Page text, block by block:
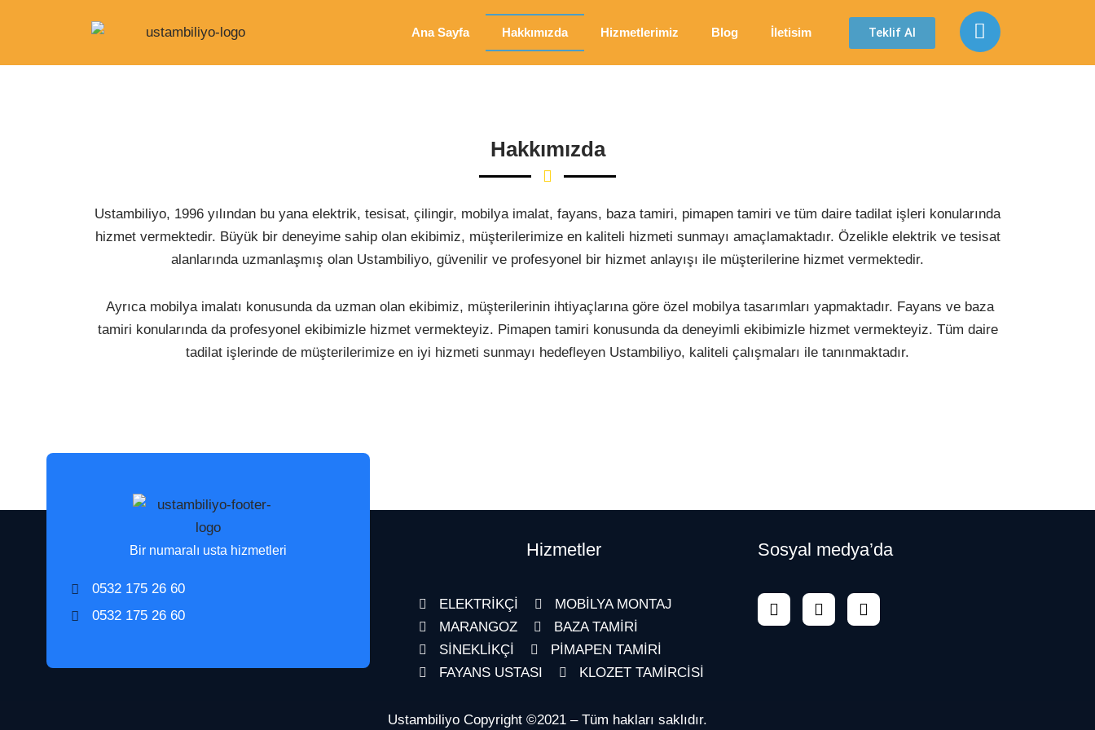
geç
Ana Sayfa Hakkımızda Hizmetlerimiz Blog İletisim Teklif Al
Hakkımızda
Ustambiliyo, 1996 yılından bu yana elektrik, tesisat, çilingir, mobilya imalat, fayans, baza tamiri, pimapen tamiri ve tüm daire tadilat işleri konularında
hizmet vermektedir. Büyük bir deneyime sahip olan ekibimiz, müşterilerimize en kaliteli hizmeti sunmayı amaçlamaktadır. Özelikle elektrik ve tesisat
alanlarında uzmanlaşmış olan Ustambiliyo, güvenilir ve profesyonel bir hizmet anlayışı ile müşterilerine hizmet vermektedir.
Ayrıca mobilya imalatı konusunda da uzman olan ekibimiz, müşterilerinin ihtiyaçlarına göre özel mobilya tasarımları yapmaktadır. Fayans ve baza
tamiri konularında da profesyonel ekibimizle hizmet vermekteyiz. Pimapen tamiri konusunda da deneyimli ekibimizle hizmet vermekteyiz. Tüm daire
tadilat işlerinde de müşterilerimize en iyi hizmeti sunmayı hedefleyen Ustambiliyo, kaliteli çalışmaları ile tanınmaktadır.
Bir numaralı usta hizmetleri
0532 175 26 60
0532 175 26 60
Hizmetler
ELEKTRİKÇİ
MOBİLYA MONTAJ
MARANGOZ
BAZA TAMİRİ
SİNEKLİKÇİ
PİMAPEN TAMİRİ
FAYANS USTASI
KLOZET TAMİRCİSİ
Sosyal medya’da
Ustambiliyo Copyright ©2021 – Tüm hakları saklıdır.